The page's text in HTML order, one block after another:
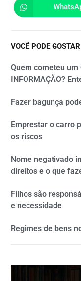
VOCÊ PODE
Quem cometeu um
INFORMAÇÃO?
Fazer bagunça
Emprestar o carro
os riscos
Nome negativado
direitos e o que
Filhos são
e necessidade
Regimes de bens